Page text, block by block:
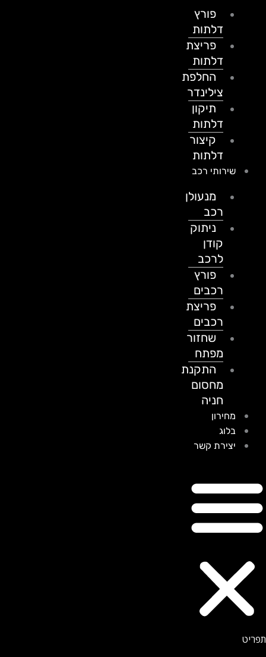
פורץ
דלתות
פריצת
דלתות
החלפת
צילינדר
תיקון
דלתות
קיצור
דלתות
שירותי רכב
מנעולן
ניתוק
לרכב
פורץ
רכבים
פריצת
רכבים
שחזור
מפתח
התקנת
מחסום
חניה
מחירון
בלוג
יצירת קשר